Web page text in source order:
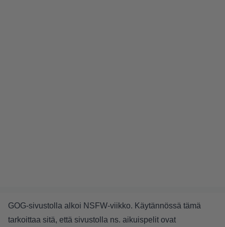
GOG-sivustolla alkoi NSFW-viikko. Käytännössä tämä
tarkoittaa sitä, että sivustolla ns. aikuispelit ovat